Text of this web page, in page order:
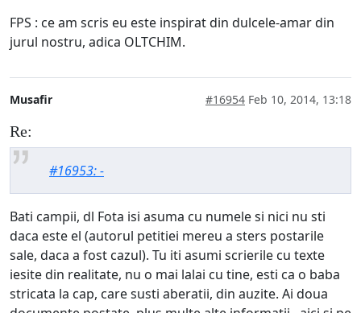
FPS : ce am scris eu este inspirat din dulcele-amar din
jurul nostru, adica OLTCHIM.
Musafir #16954 Feb 10, 2014, 13:18
Re:
#16953: -
Bati campii, dl Fota isi asuma cu numele si nici nu sti
daca este el (autorul petitiei mereu a sters postarile
sale, daca a fost cazul). Tu iti asumi scrierile cu texte
iesite din realitate, nu o mai lalai cu tine, esti ca o baba
stricata la cap, care susti aberatii, din auzite. Ai doua